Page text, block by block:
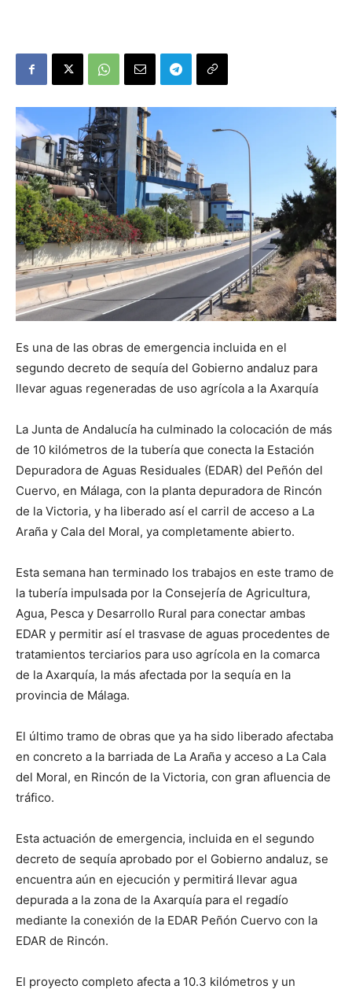
Es una de las obras de emergencia incluida en el
segundo decreto de sequía del Gobierno andaluz para
llevar aguas regeneradas de uso agrícola a la Axarquía
La Junta de Andalucía ha culminado la colocación de más
de 10 kilómetros de la tubería que conecta la Estación
Depuradora de Aguas Residuales (EDAR) del Peñón del
Cuervo, en Málaga, con la planta depuradora de Rincón
de la Victoria, y ha liberado así el carril de acceso a La
Araña y Cala del Moral, ya completamente abierto.
Esta semana han terminado los trabajos en este tramo de
la tubería impulsada por la Consejería de Agricultura,
Agua, Pesca y Desarrollo Rural para conectar ambas
EDAR y permitir así el trasvase de aguas procedentes de
tratamientos terciarios para uso agrícola en la comarca
de la Axarquía, la más afectada por la sequía en la
provincia de Málaga.
El último tramo de obras que ya ha sido liberado afectaba
en concreto a la barriada de La Araña y acceso a La Cala
del Moral, en Rincón de la Victoria, con gran afluencia de
tráfico.
Esta actuación de emergencia, incluida en el segundo
decreto de sequía aprobado por el Gobierno andaluz, se
encuentra aún en ejecución y permitirá llevar agua
depurada a la zona de la Axarquía para el regadío
mediante la conexión de la EDAR Peñón Cuervo con la
EDAR de Rincón.
El proyecto completo afecta a 10.3 kilómetros y un